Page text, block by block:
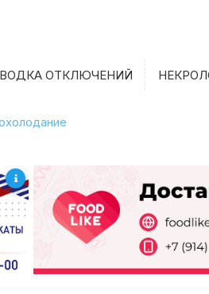
ОТКЛЮЧЕНИЙ